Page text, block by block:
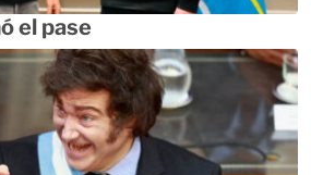
el pase